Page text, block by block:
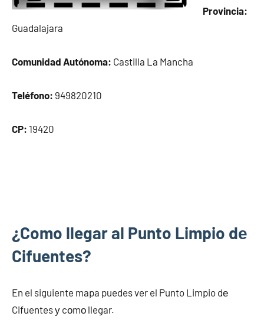
Provincia:
Guadalajara
Comunidad Autónoma: Castilla La Mancha
Teléfono: 949820210
CP: 19420
¿Como llegar al Punto Limpio dе
Cifuentes?
En el siguiente mapa puedes ver el Punto Limpio dе
Cifuentes у cοmο llegar.